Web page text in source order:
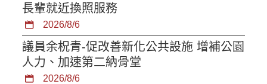
長輩就近換照服務
2026/8/6
議員余柷青-促改善新化公共設施 增補公園
人力、加速第二納骨堂
2026/8/6